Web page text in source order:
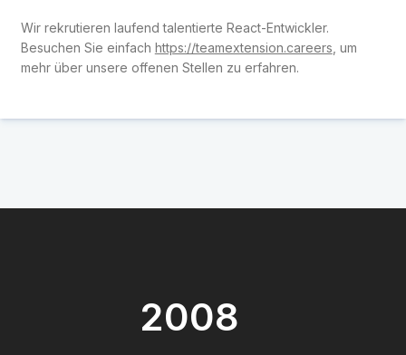
Wir rekrutieren laufend talentierte React-Entwickler.
Besuchen Sie einfach https://teamextension.careers , um
mehr über unsere offenen Stellen zu erfahren.
2008